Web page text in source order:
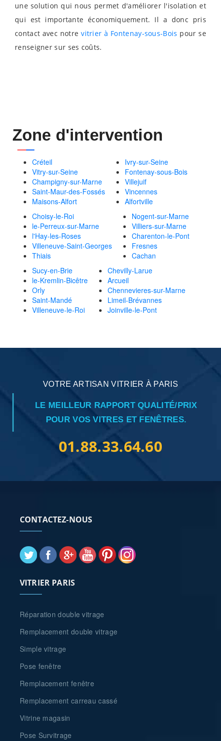
une solution qui nous permet d'améliorer l'isolation et
qui est importante économiquement. Il a donc pris
contact avec notrevitrier à Fontenay-sous-Bois pour se
renseigner sur ses coûts.
Zone d'intervention
Créteil
Vitry-sur-Seine
Champigny-sur-Marne
Saint-Maur-des-Fossés
Maisons-Alfort
Ivry-sur-Seine
Fontenay-sous-Bois
Villejuif
Vincennes
Alfortville
Choisy-le-Roi
le-Perreux-sur-Marne
l'Hay-les-Roses
Villeneuve-Saint-Georges
Thiais
Nogent-sur-Marne
Villiers-sur-Marne
Charenton-le-Pont
Fresnes
Cachan
Sucy-en-Brie
le-Kremlin-Bicêtre
Orly
Saint-Mandé
Villeneuve-le-Roi
Chevilly-Larue
Arcueil
Chennevieres-sur-Marne
Limeil-Brévannes
Joinville-le-Pont
VOTRE ARTISAN VITRIER À PARIS
LE MEILLEUR RAPPORT QUALITÉ/PRIX
POUR VOS VITRES ET FENÊTRES.
01.88.33.64.60
CONTACTEZ-NOUS
VITRIER PARIS
Réparation double vitrage
Remplacement double vitrage
Simple vitrage
Pose fenêtre
Remplacement fenêtre
Remplacement carreau cassé
Vitrine magasin
Pose Survitrage